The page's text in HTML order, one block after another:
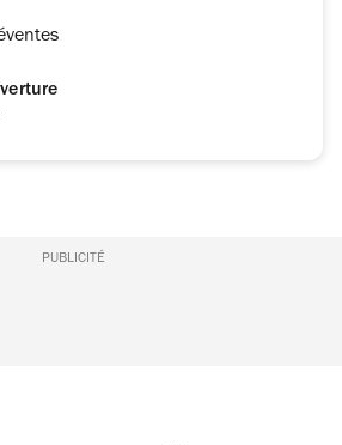
PUBLICITÉ